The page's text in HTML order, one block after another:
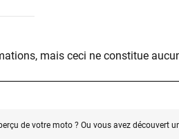
mais ceci ne constitue
de votre moto ? Ou vous avez découvert